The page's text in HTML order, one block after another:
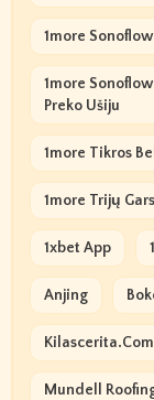
1more
1more
Preko Ušiju
1more Tikros
1more Trijų
1xbet App
Anjing
Kilascerita.com
Mundell